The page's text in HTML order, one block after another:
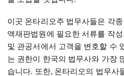
이곳 온타리오주 법무사들은 각
액재판법원에 필요한 서류를 작
및 관공서에서 고객을 변호할 수
는 권한이 한국의 법무사와 가장
습니다. 또한, 온타리오의 법무사